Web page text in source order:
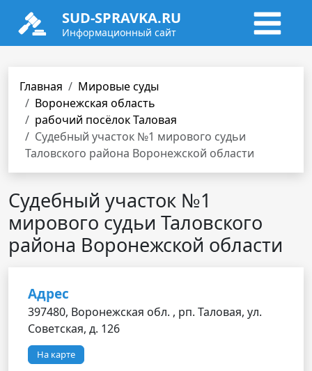
SUD-SPRAVKA.RU
Информационный сайт
Главная
Мировые суды
Воронежская область
рабочий посёлок Таловая
Судебный участок №1 мирового судьи
Таловского района Воронежской области
Судебный участок №1
мирового судьи Таловского
района Воронежской области
Адрес
397480, Воронежская обл. , рп. Таловая, ул.
Советская, д. 126
На карте